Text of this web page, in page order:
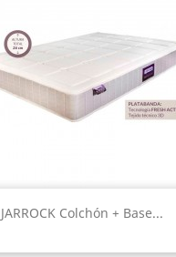
JARROCK Colchón + Base...